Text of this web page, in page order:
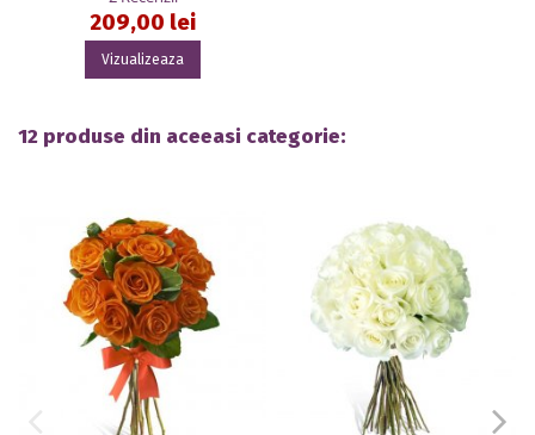
209,00 lei
Vizualizeaza
12 produse din aceeasi categorie: